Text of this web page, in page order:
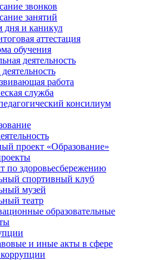
звонков
занятий
дня и каникул
аттестация
обучения
деятельность
работа
служба
консилиум
проект «Образование»
по здоровьесбережению
спортивный клуб
музей
театр
образовательные
и иные акты в сфере